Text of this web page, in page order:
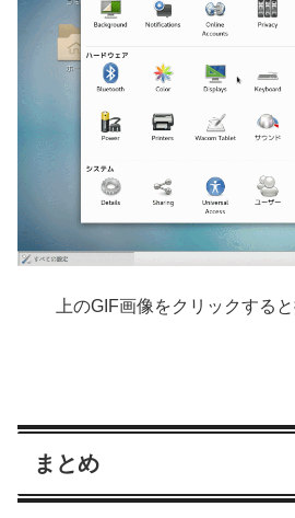
上のGIF画像をクリックする
まとめ